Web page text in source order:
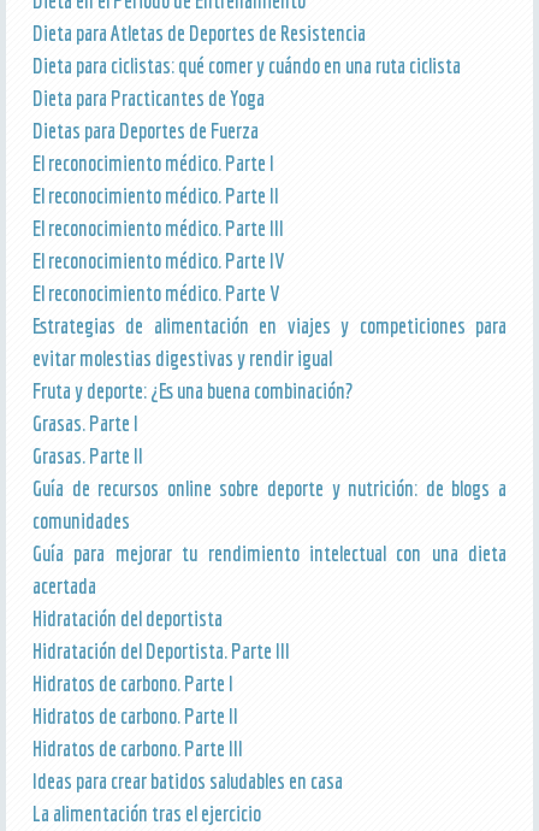
Dieta para Atletas de Deportes de Resistencia
Dieta para ciclistas: qué comer y cuándo en una ruta ciclista
Dieta para Practicantes de Yoga
Dietas para Deportes de Fuerza
El reconocimiento médico. Parte I
El reconocimiento médico. Parte II
El reconocimiento médico. Parte III
El reconocimiento médico. Parte IV
El reconocimiento médico. Parte V
Estrategias de alimentación en viajes y competiciones para
evitar molestias digestivas y rendir igual
Fruta y deporte: ¿Es una buena combinación?
Grasas. Parte I
Grasas. Parte II
Guía de recursos online sobre deporte y nutrición: de blogs a
comunidades
Guía para mejorar tu rendimiento intelectual con una dieta
acertada
Hidratación del deportista
Hidratación del Deportista. Parte III
Hidratos de carbono. Parte I
Hidratos de carbono. Parte II
Hidratos de carbono. Parte III
Ideas para crear batidos saludables en casa
La alimentación tras el ejercicio